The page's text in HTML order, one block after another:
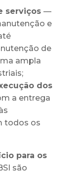
serviços —
e
de
ampla
dos
a entrega
todos os
para os
são